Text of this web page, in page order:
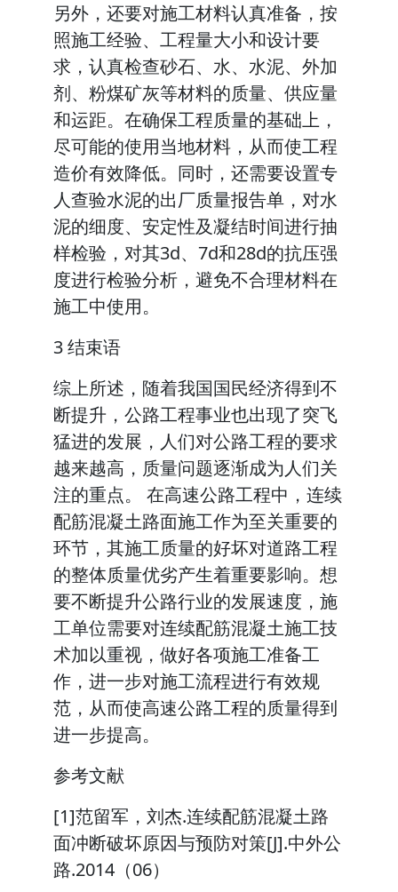
另外，还要对施工材料认真准备，按
照施工经验、工程量大小和设计要
求，认真检查砂石、水、水泥、外加
剂、粉煤矿灰等材料的质量、供应量
和运距。在确保工程质量的基础上，
尽可能的使用当地材料，从而使工程
造价有效降低。同时，还需要设置专
人查验水泥的出厂质量报告单，对水
泥的细度、安定性及凝结时间进行抽
样检验，对其3d、7d和28d的抗压强
度进行检验分析，避免不合理材料在
施工中使用。
3 结束语
综上所述，随着我国国民经济得到不
断提升，公路工程事业也出现了突飞
猛进的发展，人们对公路工程的要求
越来越高，质量问题逐渐成为人们关
注的重点。 在高速公路工程中，连续
配筋混凝土路面施工作为至关重要的
环节，其施工质量的好坏对道路工程
的整体质量优劣产生着重要影响。想
要不断提升公路行业的发展速度，施
工单位需要对连续配筋混凝土施工技
术加以重视，做好各项施工准备工
作，进一步对施工流程进行有效规
范，从而使高速公路工程的质量得到
进一步提高。
参考文献
[1]范留军，刘杰.连续配筋混凝土路
面冲断破坏原因与预防对策[J].中外公
路.2014（06）